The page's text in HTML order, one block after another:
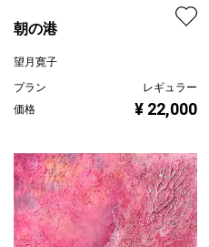
朝の港
望月寛子
プラン
レギュラー
価格
¥ 22,000